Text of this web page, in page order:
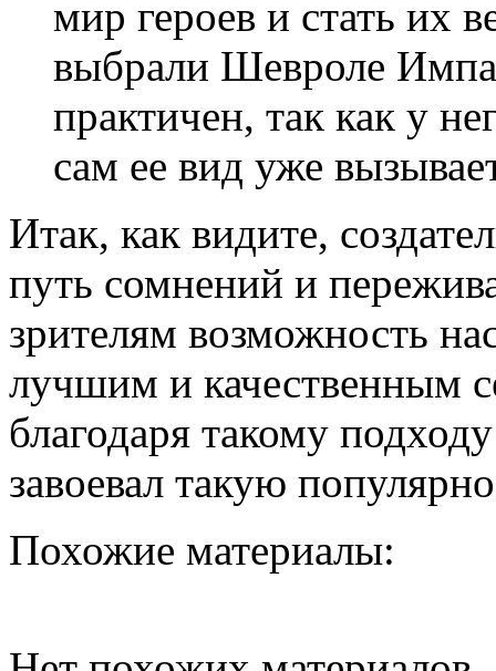
мир героев и стать их
выбрали Шевроле
практичен, так как у
сам ее вид уже
Итак, как видите,
путь сомнений и
зрителям возможность
лучшим и качественным
благодаря такому
завоевал такую
Похожие материалы: